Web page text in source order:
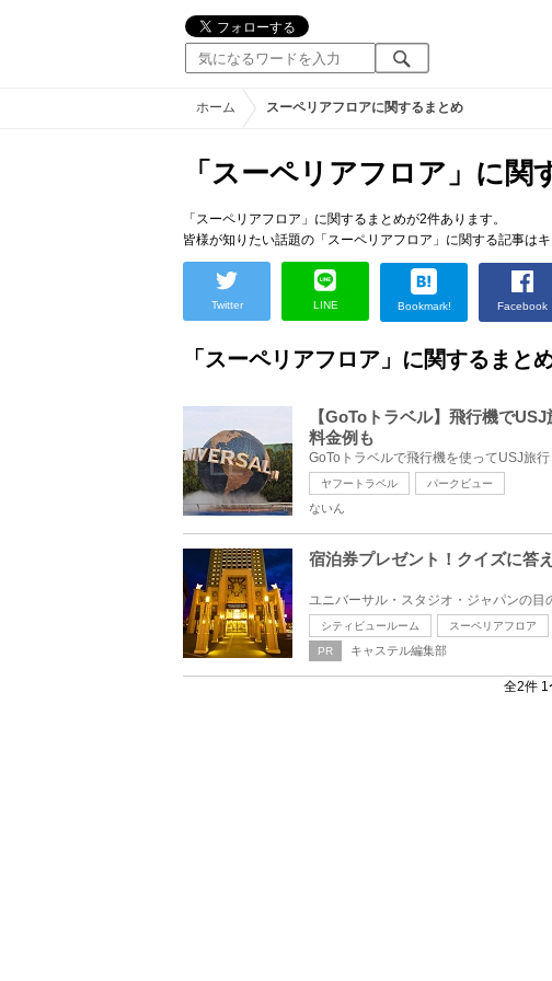
ホーム スーペリアフロアに関するまとめ
「スーペリアフロア」に関
「スーペリアフロア」に関するまとめが2件あります。
皆様が知りたい話題の「スーペリアフロア」に関する記事は
Twitter LINE Bookmark! Facebook
「スーペリアフロア」に関するまと
【GoToトラベル】飛行機で
料金例も
ヤフートラベル パークビュー
ないん
宿泊券プレゼント！クイズに答
シティビュールーム スーペリアフロア
PR キャステル編集部
全2件 1